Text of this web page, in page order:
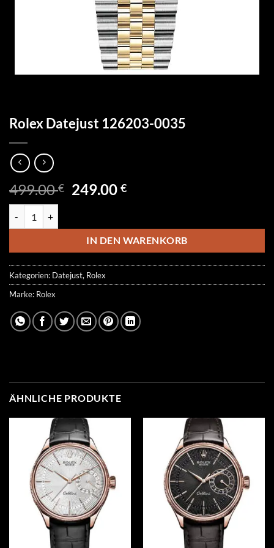
Rolex Datejust 126203-0035
499.00€ Ursprünglicher
499.00 €
249.00€Aktueller
249.00 €.
IN DEN WARENKORB
Kategorien: Datejust, Rolex
Marke: Rolex
ÄHNLICHE PRODUKTE